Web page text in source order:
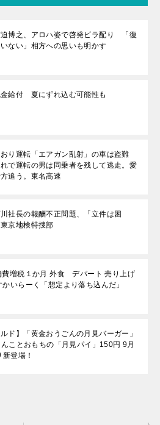
迫博之、アロハ姿で啓発ビラ配り 「復
ない」相方への思いも明かす
給付 夏にずれ込む可能性も
おり運転「エアガン乱射」の車は盗難
で運転の男は同乗者を残して逃走。愛
追う。東名高速
川社長の報酬不正問題、「立件は困
京地検特捜部
費増税１か月 外食 デパート 売り上げ
いらーく「想定より落ち込んだ」
ルド】「黄金おうごんの月見バーガー」
ことおもちの「月見パイ」150円 9月
登場！